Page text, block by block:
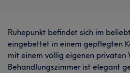
Ruhepunkt befindet sich im
eingebettet in einem gepflegten
mit einem völlig eigenen privaten
Behandlungszimmer ist elegant